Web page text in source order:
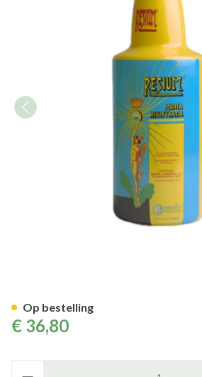
€ 36,80
Op bestelling